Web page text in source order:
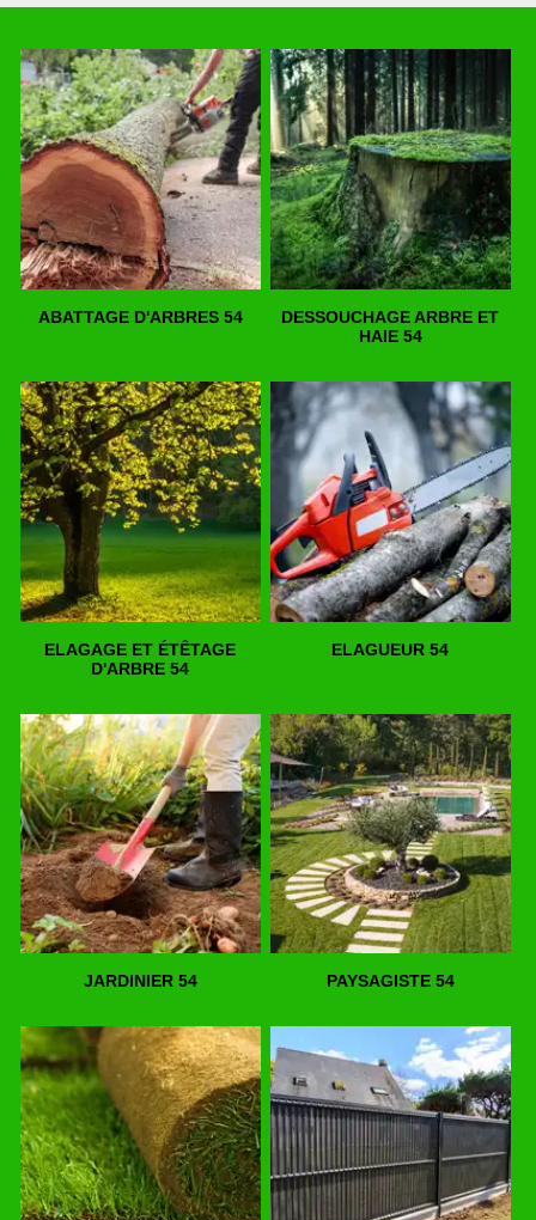
ABATTAGE D'ARBRES 54
DESSOUCHAGE ARBRE ET
HAIE 54
ELAGAGE ET ÉTÊTAGE
D'ARBRE 54
ELAGUEUR 54
JARDINIER 54 PAYSAGISTE 54